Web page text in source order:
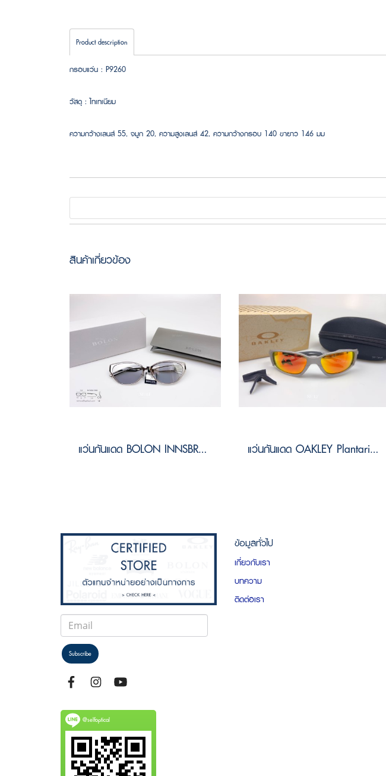
Product description
กรอบแว่น : P9260
วัสดุ : ไทเทเนียม
ความกว้างเลนส์ 55, จมูก 20, ความสูงเลนส์ 42, ความกว้างกรอบ 140 ขายาว 146 มม
สินค้าเกี่ยวข้อง
แว่นกันแดด BOLON INNSBRUCK BV1030 B90 Size 58 แว่นกันแดด OAKLEY Plantaris sq OO9529 95290561 Size 61
Subscribe
@selfoptical
ข้อมูลทั่วไป
เกี่ยวกับเรา
บทความ
ติดต่อเรา